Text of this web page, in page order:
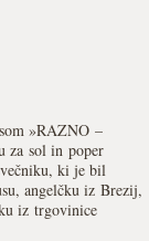
»RAZNO –
za sol in poper
ki je bil
angelčku iz Brezij,
iz trgovinice